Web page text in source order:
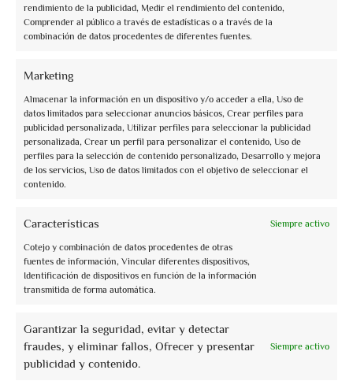
rendimiento de la publicidad, Medir el rendimiento del contenido,
Comprender al público a través de estadísticas o a través de la
combinación de datos procedentes de diferentes fuentes.
Marketing
Almacenar la información en un dispositivo y/o acceder a ella, Uso de
datos limitados para seleccionar anuncios básicos, Crear perfiles para
publicidad personalizada, Utilizar perfiles para seleccionar la publicidad
personalizada, Crear un perfil para personalizar el contenido, Uso de
perfiles para la selección de contenido personalizado, Desarrollo y mejora
de los servicios, Uso de datos limitados con el objetivo de seleccionar el
contenido.
Características Siempre activo
Cotejo y combinación de datos procedentes de otras
fuentes de información, Vincular diferentes dispositivos,
Identificación de dispositivos en función de la información
transmitida de forma automática.
Garantizar la seguridad, evitar y detectar
fraudes, y eliminar fallos, Ofrecer y presentar
publicidad y contenido.
Siempre activo
info@assoguide.it
+39 075 815228
Recibe actualizaciones y más
Suscríbete a la newsletter gratuita y manténte informado
Nuestros Lugares del corazón
Perugia
Assisi